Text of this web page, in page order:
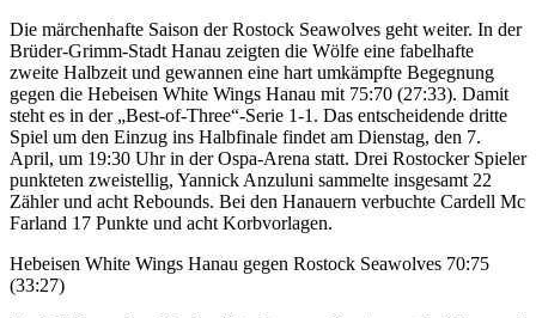
Die märchenhafte Saison der Rostock Seawolves geht weiter. In der
Brüder-Grimm-Stadt Hanau zeigten die Wölfe eine fabelhafte
zweite Halbzeit und gewannen eine hart umkämpfte Begegnung
gegen die Hebeisen White Wings Hanau mit 75:70 (27:33). Damit
steht es in der „Best-of-Three“-Serie 1-1. Das entscheidende dritte
Spiel um den Einzug ins Halbfinale findet am Dienstag, den 7.
April, um 19:30 Uhr in der Ospa-Arena statt. Drei Rostocker Spieler
punkteten zweistellig, Yannick Anzuluni sammelte insgesamt 22
Zähler und acht Rebounds. Bei den Hanauern verbuchte Cardell Mc
Farland 17 Punkte und acht Korbvorlagen.
Hebeisen White Wings Hanau gegen Rostock Seawolves 70:75
(33:27)